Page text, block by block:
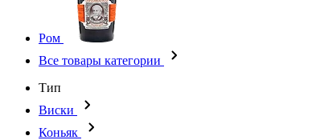
Ром
Все товары категории
Тип
Виски
Коньяк